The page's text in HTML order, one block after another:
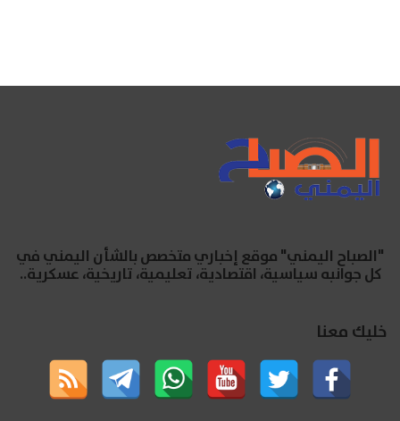
"الصباح اليمني" موقع إخباري متخصص بالشأن اليمني في
كل جوانبه سياسية، اقتصادية، تعليمية، تاريخية، عسكرية..
خليك معنا